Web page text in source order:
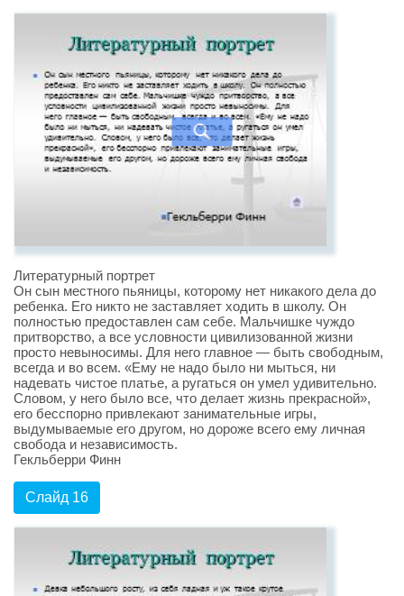
Литературный портрет
Он сын местного пьяницы, которому нет никакого дела до
ребенка. Его никто не заставляет ходить в школу. Он
полностью предоставлен сам себе. Мальчишке чуждо
притворство, а все условности цивилизованной жизни
просто невыносимы. Для него главное — быть свободным,
всегда и во всем. «Ему не надо было ни мыться, ни
надевать чистое платье, а ругаться он умел удивительно.
Словом, у него было все, что делает жизнь прекрасной»,
его бесспорно привлекают занимательные игры,
выдумываемые его другом, но дороже всего ему личная
свобода и независимость.
Гекльберри Финн
Слайд 16